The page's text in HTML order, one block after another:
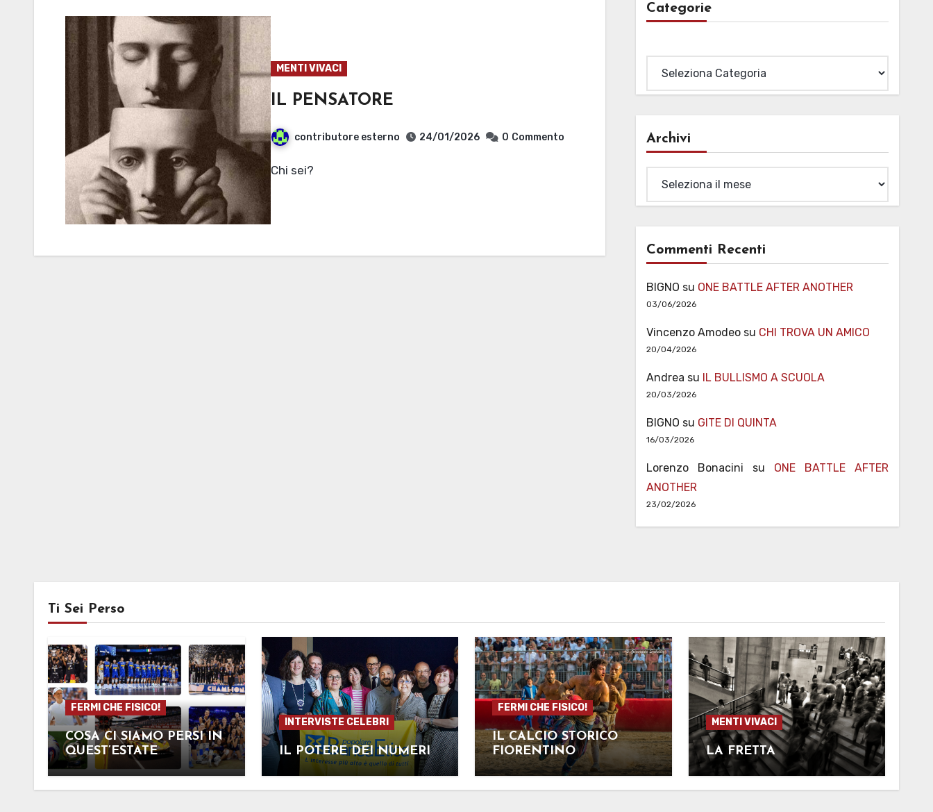
MENTI VIVACI
IL PENSATORE
contributore esterno 24/01/2026 0 Commento
Chi sei?
Categorie
Archivi
Commenti Recenti
BIGNO su ONE BATTLE AFTER ANOTHER
03/06/2026
Vincenzo Amodeosu CHI TROVA UN AMICO
20/04/2026
Andrea su IL BULLISMO A SCUOLA
20/03/2026
BIGNO su GITE DI QUINTA
16/03/2026
Lorenzo Bonacini su ONE BATTLE AFTER
ANOTHER
23/02/2026
Ti Sei Perso
FERMI CHE FISICO!
COSA CI SIAMO PERSI IN
QUEST’ESTATE
SPORTIVA?
INTERVISTE CELEBRI
IL POTERE DEI NUMERI
FERMI CHE FISICO!
IL CALCIO STORICO
FIORENTINO
MENTI VIVACI
LA FRETTA